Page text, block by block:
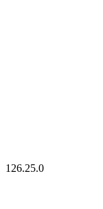
126.25.0